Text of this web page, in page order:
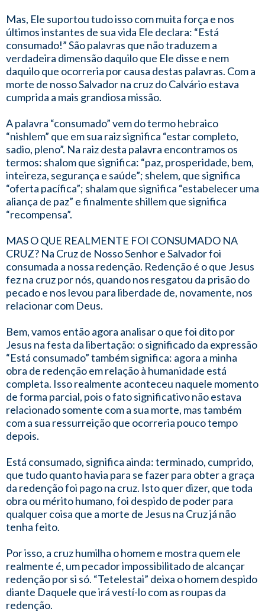
Mas, Ele suportou tudo isso com muita força e nos
últimos instantes de sua vida Ele declara: “Está
consumado!” São palavras que não traduzem a
verdadeira dimensão daquilo que Ele disse e nem
daquilo que ocorreria por causa destas palavras. Com a
morte de nosso Salvador na cruz do Calvário estava
cumprida a mais grandiosa missão.
A palavra “consumado” vem do termo hebraico
“nishlem” que em sua raiz significa “estar completo,
sadio, pleno”. Na raiz desta palavra encontramos os
termos: shalom que significa: “paz, prosperidade, bem,
inteireza, segurança e saúde”; shelem, que significa
“oferta pacífica”; shalam que significa “estabelecer uma
aliança de paz” e finalmente shillem que significa
“recompensa”.
MAS O QUE REALMENTE FOI CONSUMADO NA
CRUZ? Na Cruz de Nosso Senhor e Salvador foi
consumada a nossa redenção. Redenção é o que Jesus
fez na cruz por nós, quando nos resgatou da prisão do
pecado e nos levou para liberdade de, novamente, nos
relacionar com Deus.
Bem, vamos então agora analisar o que foi dito por
Jesus na festa da libertação: o significado da expressão
“Está consumado” também significa: agora a minha
obra de redenção em relação à humanidade está
completa. Isso realmente aconteceu naquele momento
de forma parcial, pois o fato significativo não estava
relacionado somente com a sua morte, mas também
com a sua ressurreição que ocorreria pouco tempo
depois.
Está consumado, significa ainda: terminado, cumprido,
que tudo quanto havia para se fazer para obter a graça
da redenção foi pago na cruz. Isto quer dizer, que toda
obra ou mérito humano, foi despido de poder para
qualquer coisa que a morte de Jesus na Cruz já não
tenha feito.
Por isso, a cruz humilha o homem e mostra quem ele
realmente é, um pecador impossibilitado de alcançar
redenção por si só. “Tetelestai” deixa o homem despido
diante Daquele que irá vestí-lo com as roupas da
redenção.